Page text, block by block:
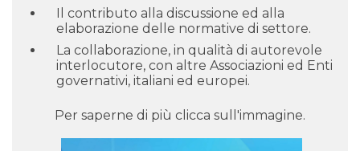
Il contributo alla discussione ed alla
elaborazione delle normative di settore.
La collaborazione, in qualità di autorevole
interlocutore, con altre Associazioni ed Enti
governativi, italiani ed europei.
Per saperne di più clicca sull'immagine.